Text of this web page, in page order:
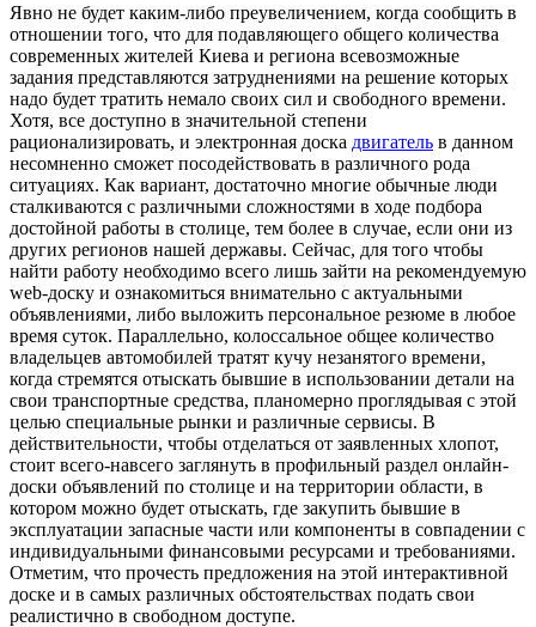
Явнo нe будет каким-либо преувеличением, когда сообщить в
отношении того, что для подавляющего общего количества
современных жителей Киева и региона всевозможные
задания представляются затруднениями на решение которых
надо будет тратить немало своих сил и свободного времени.
Хотя, все доступно в значительной степени
рационализировать, и электронная доска двигатель в данном
несомненно сможет посодействовать в различного рода
ситуациях. Как вариант, достаточно многие обычные люди
сталкиваются с различными сложностями в ходе подбора
достойной работы в столице, тем более в случае, если они из
других регионов нашей державы. Сейчас, для того чтобы
найти работу необходимо всего лишь зайти на рекомендуемую
web-доску и ознакомиться внимательно с актуальными
объявлениями, либо выложить персональное резюме в любое
время суток. Параллельно, колоссальное общее количество
владельцев автомобилей тратят кучу незанятого времени,
когда стремятся отыскать бывшие в использовании детали на
свои транспортные средства, планомерно проглядывая с этой
целью специальные рынки и различные сервисы. В
действительности, чтобы отделаться от заявленных хлопот,
стоит всего-навсего заглянуть в профильный раздел онлайн-
доски объявлений по столице и на территории области, в
котором можно будет отыскать, где закупить бывшие в
эксплуатации запасные части или компоненты в совпадении с
индивидуальными финансовыми ресурсами и требованиями.
Отметим, что прочесть предложения на этой интерактивной
доске и в самых различных обстоятельствах подать свои
реалистично в свободном доступе.